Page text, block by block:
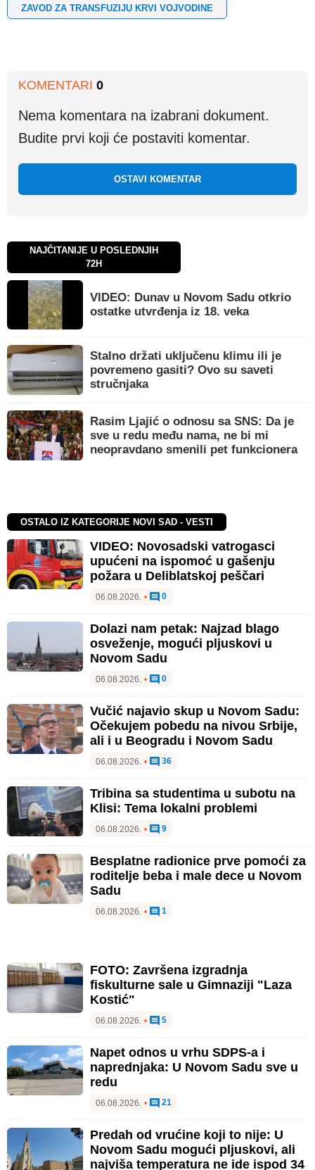
ZAVOD ZA TRANSFUZIJU KRVI VOJVODINE
KOMENTARI 0
Nema komentara na izabrani dokument.
Budite prvi koji će postaviti komentar.
OSTAVI KOMENTAR
NAJČITANIJE U POSLEDNJIH
72H
VIDEO: Dunav u Novom Sadu otkrio
ostatke utvrđenja iz 18. veka
Stalno držati uključenu klimu ili je
povremeno gasiti? Ovo su saveti
stručnjaka
Rasim Ljajić o odnosu sa SNS: Da je
sve u redu među nama, ne bi mi
neopravdano smenili pet funkcionera
OSTALO IZ KATEGORIJE NOVI SAD - VESTI
VIDEO: Novosadski vatrogasci
upućeni na ispomoć u gašenju
požara u Deliblatskoj peščari
06.08.2026. • 0
Dolazi nam petak: Najzad blago
osveženje, mogući pljuskovi u
Novom Sadu
06.08.2026. • 0
Vučić najavio skup u Novom Sadu:
Očekujem pobedu na nivou Srbije,
ali i u Beogradu i Novom Sadu
06.08.2026. • 36
Tribina sa studentima u subotu na
Klisi: Tema lokalni problemi
06.08.2026. • 9
Besplatne radionice prve pomoći za
roditelje beba i male dece u Novom
Sadu
06.08.2026. • 1
FOTO: Završena izgradnja
fiskulturne sale u Gimnaziji "Laza
Kostić"
06.08.2026. • 5
Napet odnos u vrhu SDPS-a i
naprednjaka: U Novom Sadu sve u
redu
06.08.2026. • 21
Predah od vrućine koji to nije: U
Novom Sadu mogući pljuskovi, ali
najviša temperatura ne ide ispod 34